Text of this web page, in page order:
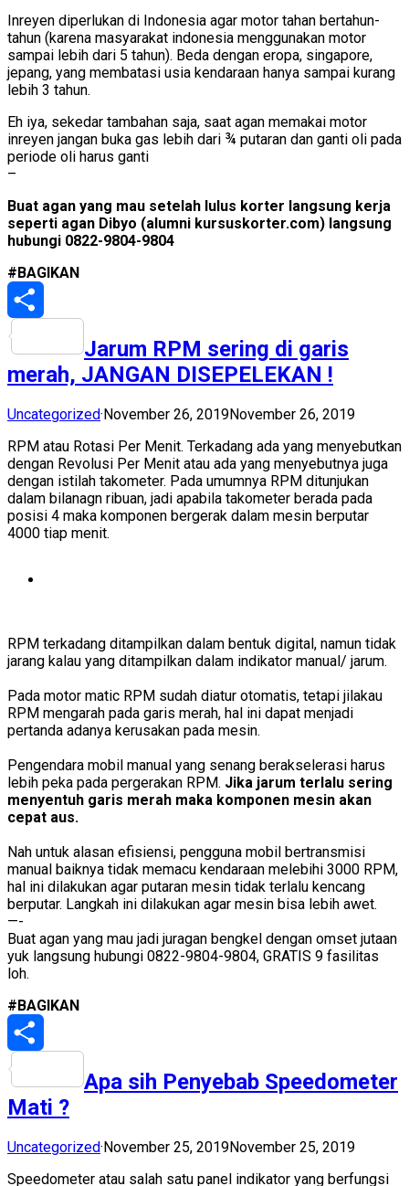
Inreyen diperlukan di Indonesia agar motor tahan bertahun-
tahun (karena masyarakat indonesia menggunakan motor
sampai lebih dari 5 tahun). Beda dengan eropa, singapore,
jepang, yang membatasi usia kendaraan hanya sampai kurang
lebih 3 tahun.
Eh iya, sekedar tambahan saja, saat agan memakai motor
inreyen jangan buka gas lebih dari ¾ putaran dan ganti oli pada
periode oli harus ganti
–
Buat agan yang mau setelah lulus korter langsung kerja
seperti agan Dibyo (alumni kursuskorter.com) langsung
hubungi 0822-9804-9804
#BAGIKAN
Jarum RPM sering di garis
merah, JANGAN DISEPELEKAN !
Uncategorized·November 26, 2019November 26, 2019
RPM atau Rotasi Per Menit. Terkadang ada yang menyebutkan
dengan Revolusi Per Menit atau ada yang menyebutnya juga
dengan istilah takometer. Pada umumnya RPM ditunjukan
dalam bilanagn ribuan, jadi apabila takometer berada pada
posisi 4 maka komponen bergerak dalam mesin berputar
4000 tiap menit.
RPM terkadang ditampilkan dalam bentuk digital, namun tidak
jarang kalau yang ditampilkan dalam indikator manual/ jarum.
Pada motor matic RPM sudah diatur otomatis, tetapi jilakau
RPM mengarah pada garis merah, hal ini dapat menjadi
pertanda adanya kerusakan pada mesin.
Pengendara mobil manual yang senang berakselerasi harus
lebih peka pada pergerakan RPM. Jika jarum terlalu sering
menyentuh garis merah maka komponen mesin akan
cepat aus.
Nah untuk alasan efisiensi, pengguna mobil bertransmisi
manual baiknya tidak memacu kendaraan melebihi 3000 RPM,
hal ini dilakukan agar putaran mesin tidak terlalu kencang
berputar. Langkah ini dilakukan agar mesin bisa lebih awet.
—-
Buat agan yang mau jadi juragan bengkel dengan omset jutaan
yuk langsung hubungi 0822-9804-9804, GRATIS 9 fasilitas
loh.
#BAGIKAN
Apa sih Penyebab Speedometer
Mati ?
Uncategorized·November 25, 2019November 25, 2019
Speedometer atau salah satu panel indikator yang berfungsi